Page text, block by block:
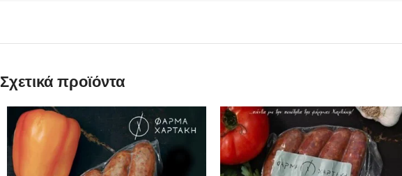
Σχετικά προϊόντα